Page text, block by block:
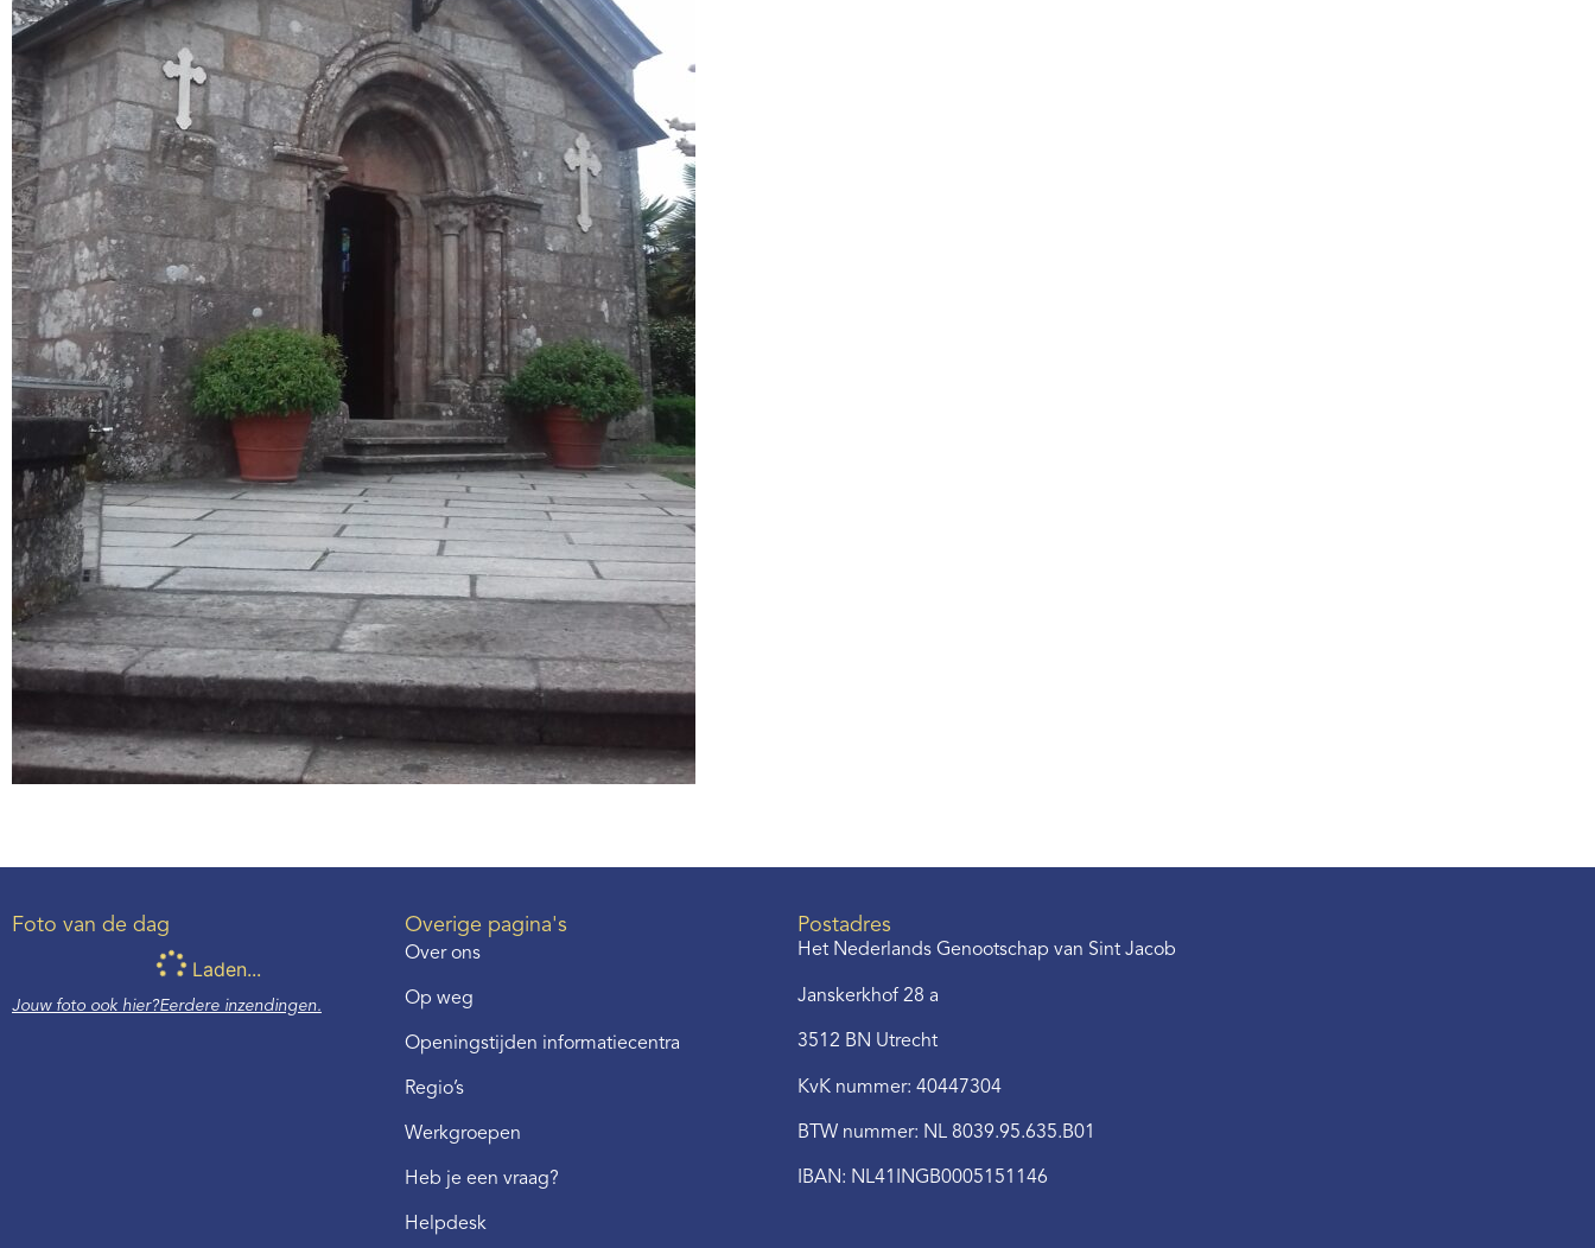
Foto van de dag
Laden...
Jouw foto ook hier?Eerdere inzendingen.
Overige pagina's
Over ons
Op weg
Openingstijden informatiecentra
Regio’s
Werkgroepen
Heb je een vraag?
Helpdesk
Postadres
Het Nederlands Genootschap van Sint Jacob
Janskerkhof 28 a
3512 BN Utrecht
KvK nummer: 40447304
BTW nummer: NL 8039.95.635.B01
IBAN: NL41INGB0005151146